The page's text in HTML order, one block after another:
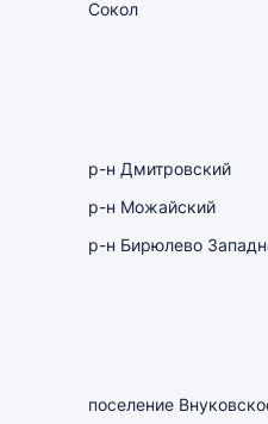
Сокол
р-н Дмитровский
р-н Можайский
р-н Бирюлево
поселение